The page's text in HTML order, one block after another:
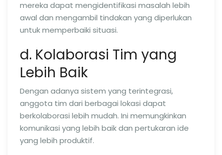
mereka dapat mengidentifikasi masalah lebih
awal dan mengambil tindakan yang diperlukan
untuk memperbaiki situasi.
d. Kolaborasi Tim yang
Lebih Baik
Dengan adanya sistem yang terintegrasi,
anggota tim dari berbagai lokasi dapat
berkolaborasi lebih mudah. Ini memungkinkan
komunikasi yang lebih baik dan pertukaran ide
yang lebih produktif.